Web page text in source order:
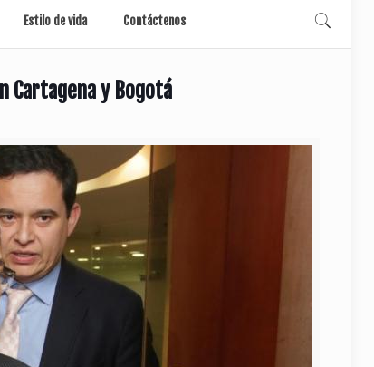
Estilo de vida Contáctenos
Cartagena y Bogotá